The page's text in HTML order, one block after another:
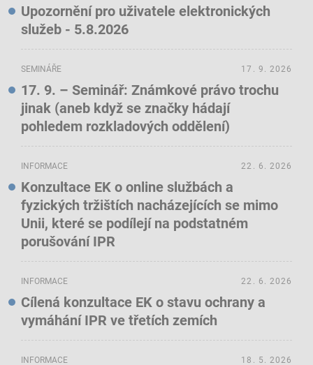
Upozornění pro uživatele elektronických
služeb - 5.8.2026
SEMINÁŘE
17. 9. – Seminář: Známkové právo trochu
jinak (aneb když se značky hádají
pohledem rozkladových oddělení)
17. 9. 2026
INFORMACE
Konzultace EK o online službách a
fyzických tržištích nacházejících se mimo
Unii, které se podílejí na podstatném
porušování IPR
22. 6. 2026
INFORMACE
Cílená konzultace EK o stavu ochrany a
vymáhání IPR ve třetích zemích
22. 6. 2026
INFORMACE 18. 5. 2026